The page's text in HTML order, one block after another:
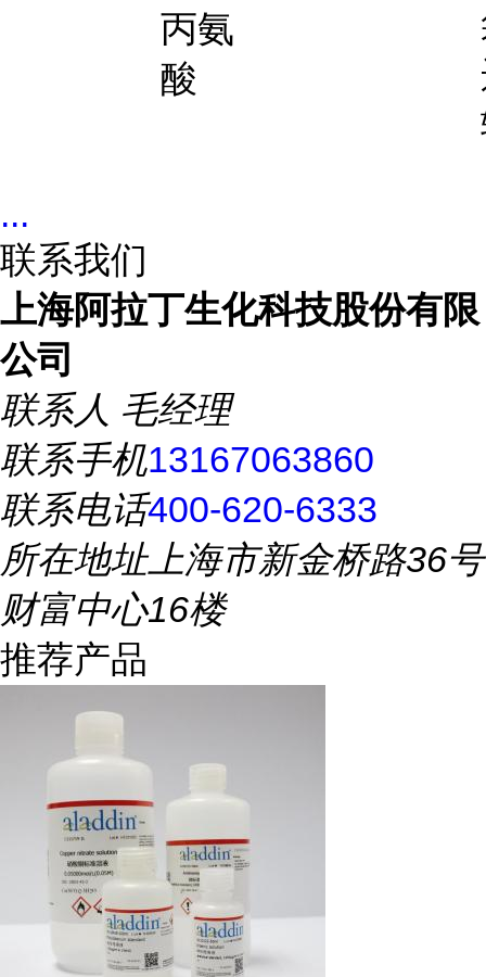
丙氨
酸
...
联系我们
上海阿拉丁生化科技股份有限
公司
联系人 毛经理
联系手机13167063860
联系电话400-620-6333
所在地址上海市新金桥路36号
财富中心16楼
推荐产品